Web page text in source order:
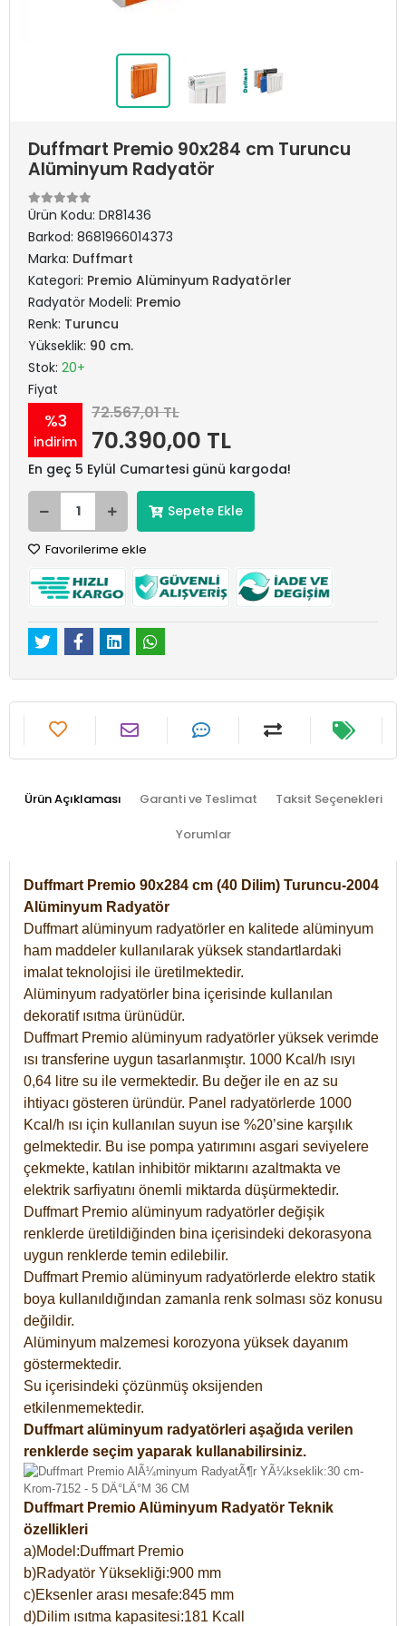
Duffmart Premio 90x284 cm Turuncu
Alüminyum Radyatör
Ürün Kodu: DR81436
Barkod: 8681966014373
Marka: Duffmart
Kategori: Premio Alüminyum Radyatörler
Radyatör Modeli: Premio
Renk: Turuncu
Yükseklik: 90 cm.
Stok: 20+
Fiyat
%3
indirim
72.567,01 TL
70.390,00 TL
En geç 5 Eylül Cumartesi günü kargoda!
Sepete Ekle
Favorilerime ekle
Ürün Açıklaması Garanti ve Teslimat Taksit Seçenekleri
Yorumlar
Duffmart Premio 90x284 cm (40 Dilim) Turuncu-2004
Alüminyum Radyatör
Duffmart alüminyum radyatörler en kalitede alüminyum
ham maddeler kullanılarak yüksek standartlardaki
imalat teknolojisi ile üretilmektedir.
Alüminyum radyatörler bina içerisinde kullanılan
dekoratif ısıtma ürünüdür.
Duffmart Premio alüminyum radyatörler yüksek verimde
ısı transferine uygun tasarlanmıştır. 1000 Kcal/h ısıyı
0,64 litre su ile vermektedir. Bu değer ile en az su
ihtiyacı gösteren üründür. Panel radyatörlerde 1000
Kcal/h ısı için kullanılan suyun ise %20’sine karşılık
gelmektedir. Bu ise pompa yatırımını asgari seviyelere
çekmekte, katılan inhibitör miktarını azaltmakta ve
elektrik sarfiyatını önemli miktarda düşürmektedir.
Duffmart Premio alüminyum radyatörler değişik
renklerde üretildiğinden bina içerisindeki dekorasyona
uygun renklerde temin edilebilir.
Duffmart Premio alüminyum radyatörlerde elektro statik
boya kullanıldığından zamanla renk solması söz konusu
değildir.
Alüminyum malzemesi korozyona yüksek dayanım
göstermektedir.
Su içerisindeki çözünmüş oksijenden
etkilenmemektedir.
Duffmart alüminyum radyatörleri aşağıda verilen
renklerde seçim yaparak kullanabilirsiniz.
Duffmart Premio Alüminyum Radyatör Teknik
özellikleri
a)Model:Duffmart Premio
b)Radyatör Yüksekliği:900 mm
c)Eksenler arası mesafe:845 mm
d)Dilim ısıtma kapasitesi:181 Kcall